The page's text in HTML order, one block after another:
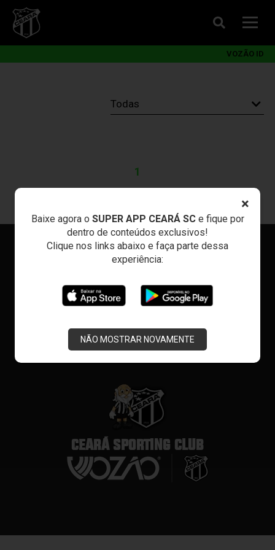
×
Baixe agora o SUPER APP CEARÁ SCe fique por
dentro de conteúdos exclusivos!
Clique nos links abaixo e faça parte dessa
experiência:
NÃO MOSTRAR NOVAMENTE
VOZÃO ID
1
CEARÁ SPORTING CLUB